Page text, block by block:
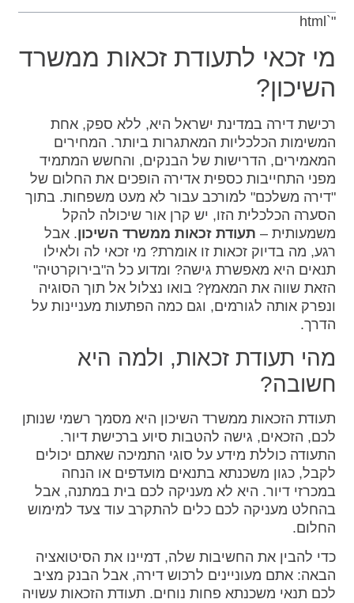
"`html
מי זכאי לתעודת זכאות ממשרד
השיכון?
רכישת דירה במדינת ישראל היא, ללא ספק, אחת
המשימות הכלכליות המאתגרות ביותר. המחירים
המאמירים, הדרישות של הבנקים, והחשש המתמיד
מפני התחייבות כספית אדירה הופכים את החלום של
"דירה משלכם" למורכב עבור לא מעט משפחות. בתוך
הסערה הכלכלית הזו, יש קרן אור שיכולה להקל
משמעותית – תעודת זכאות ממשרד השיכון. אבל
רגע, מה בדיוק זכאות זו אומרת? מי זכאי לה ולאילו
תנאים היא מאפשרת גישה? ומדוע כל ה"בירוקרטיה"
הזאת שווה את המאמץ? בואו נצלול אל תוך הסוגיה
ונפרק אותה לגורמים, וגם כמה הפתעות מעניינות על
הדרך.
מהי תעודת זכאות, ולמה היא
חשובה?
תעודת הזכאות ממשרד השיכון היא מסמך רשמי שנותן
לכם, הזכאים, גישה להטבות סיוע ברכישת דיור.
התעודה כוללת מידע על סוגי התמיכה שאתם יכולים
לקבל, כגון משכנתא בתנאים מועדפים או הנחה
במכרזי דיור. היא לא מעניקה לכם בית במתנה, אבל
בהחלט מעניקה לכם כלים להתקרב עוד צעד למימוש
החלום.
כדי להבין את החשיבות שלה, דמיינו את הסיטואציה
הבאה: אתם מעוניינים לרכוש דירה, אבל הבנק מציב
לכם תנאי משכנתא פחות נוחים. תעודת הזכאות עשויה